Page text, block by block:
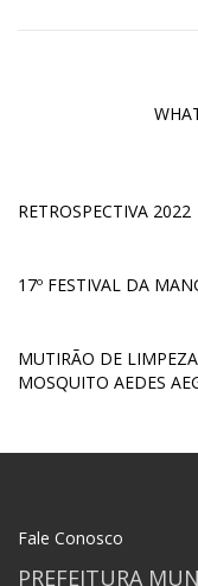
RETROSPECTIVA 2022
17º FESTIVAL DA
MUTIRÃO DE
MOSQUITO AEDES
Fale Conosco
PREFEITURA